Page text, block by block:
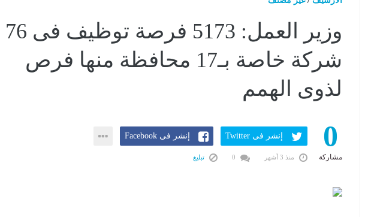
وزير العمل: 5173 فرصة توظيف فى 76
شركة خاصة بـ17 محافظة منها فرص
لذوى الهمم
0
مشاركة
إنشر فى Twitter إنشر فى Facebook
منذ 3 أشهر تبليغ